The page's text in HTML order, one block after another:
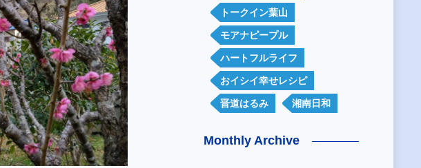
トークイン葉山
モアナピープル
ハートフルライフ
おイシイ幸せレシピ
晋道はるみ 湘南日和
Monthly Archive